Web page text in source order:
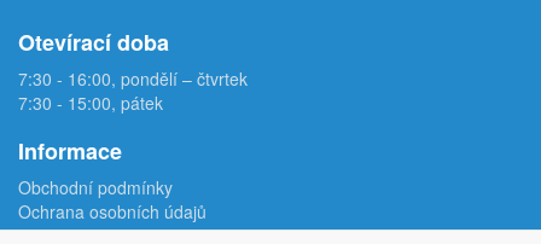
Otevírací doba
7:30 - 16:00, pondělí – čtvrtek
7:30 - 15:00, pátek
Informace
Obchodní podmínky
Ochrana osobních údajů
Reklamační protokol